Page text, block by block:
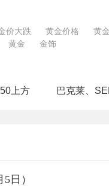
价大跌 黄金价格
黄
黄金 金饰
上方 巴克莱、
日）